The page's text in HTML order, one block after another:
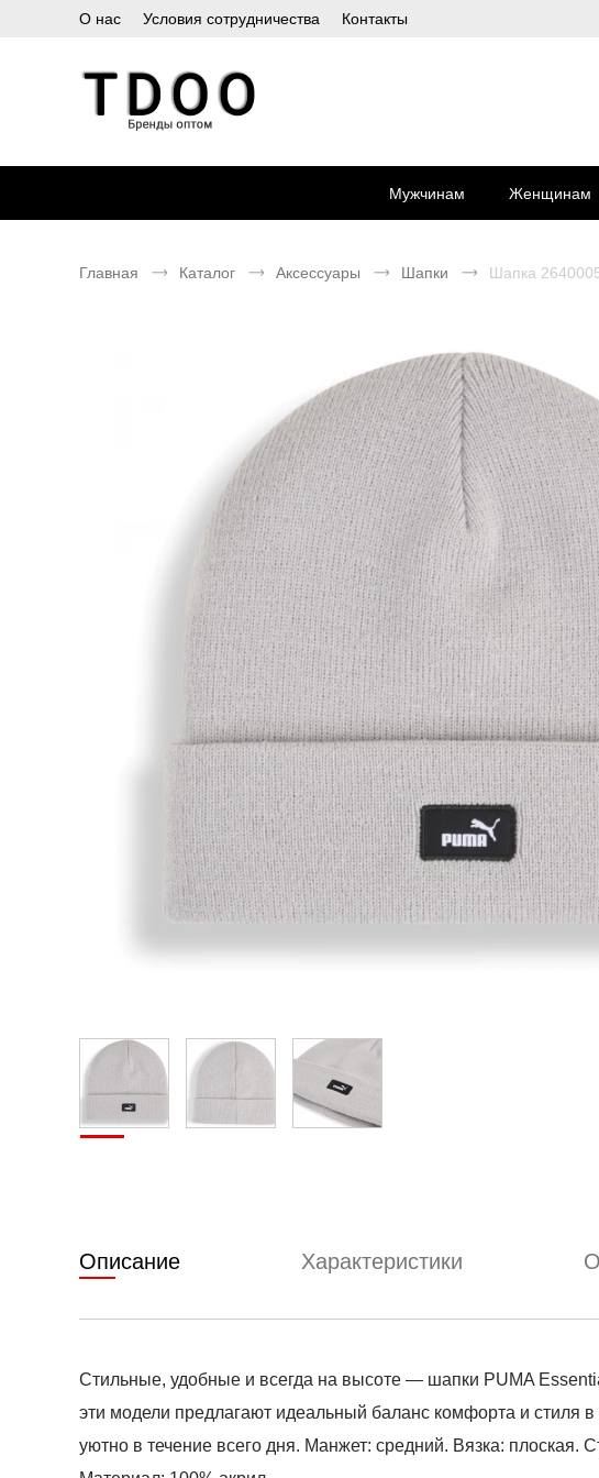
О нас Условия сотрудничества Контакты
Мужчинам Женщинам
Главная Каталог Аксессуары Шапки Шапка
Описание Характеристики
Стильные, удобные и всегда на высоте — шапки PUMA
эти модели предлагают идеальный баланс комфорта и стиля
уютно в течение всего дня. Манжет: средний. Вязка: плоская.